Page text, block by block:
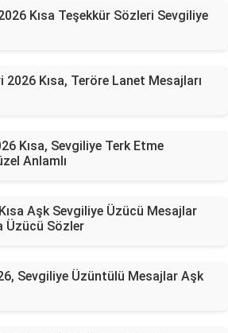
Kısa Teşekkür Sözleri Sevgiliye
Kısa, Teröre Lanet Mesajları
Kısa, Sevgiliye Terk Etme
Anlamlı
Aşk Sevgiliye Üzücü Mesajlar
Üzücü Sözler
Sevgiliye Üzüntülü Mesajlar Aşk